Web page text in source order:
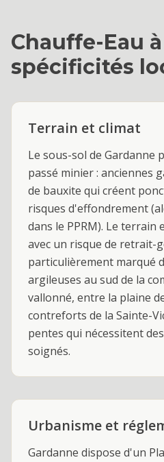
Chauffe-Eau à
spécificités
Terrain et climat
Le sous-sol de Gardanne
passé minier : anciennes
de bauxite qui créent
risques d'effondrement
dans le PPRM). Le
avec un risque de retrait-
particulièrement marqué
argileuses au sud de la
vallonné, entre la plaine
contreforts de la Sainte-
pentes qui nécessitent
soignés.
Urbanisme et
Gardanne dispose d'un